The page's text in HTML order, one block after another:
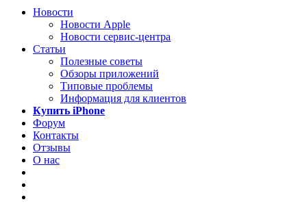
Новости
Новости Apple
Новости сервис-центра
Статьи
Полезные советы
Обзоры приложений
Типовые проблемы
Информация для клиентов
Купить iPhone
Форум
Контакты
Отзывы
О нас